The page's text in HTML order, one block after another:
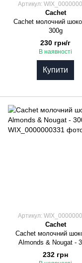
Артикул:
Cachet
Cachet молочний
300g
230 грн/г
В наявності
Купити
Артикул:
Cachet
Cachet молочний
Almonds & Nougat -
232 грн